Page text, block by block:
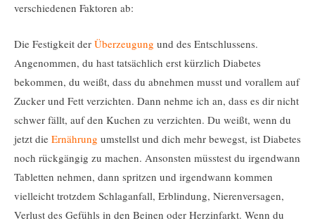
verschiedenen Faktoren ab:
Die Festigkeit der Überzeugung und des Entschlussens.
Angenommen, du hast tatsächlich erst kürzlich Diabetes
bekommen, du weißt, dass du abnehmen musst und vorallem auf
Zucker und Fett verzichten. Dann nehme ich an, dass es dir nicht
schwer fällt, auf den Kuchen zu verzichten. Du weißt, wenn du
jetzt die Ernährung umstellst und dich mehr bewegst, ist Diabetes
noch rückgängig zu machen. Ansonsten müsstest du irgendwann
Tabletten nehmen, dann spritzen und irgendwann kommen
vielleicht trotzdem Schlaganfall, Erblindung, Nierenversagen,
Verlust des Gefühls in den Beinen oder Herzinfarkt. Wenn du